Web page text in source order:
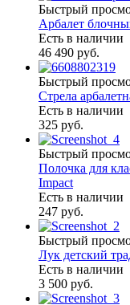
Быстрый
Арбалет
Есть в наличии
46 490 руб.
Быстрый
Стрела
Есть в наличии
325 руб.
Быстрый
Полочка для
Impact
Есть в наличии
247 руб.
Быстрый
Лук детский
Есть в наличии
3 500 руб.